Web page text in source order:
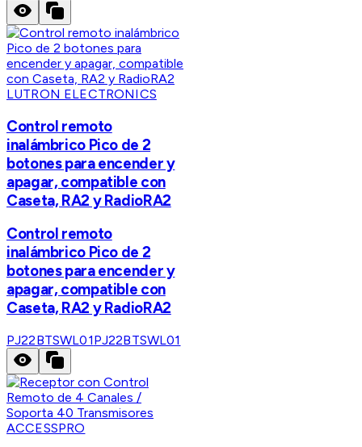
LUTRON ELECTRONICS
Control remoto
inalámbrico Pico de 2
botones para encender y
apagar, compatible con
Caseta, RA2 y RadioRA2
Control remoto
inalámbrico Pico de 2
botones para encender y
apagar, compatible con
Caseta, RA2 y RadioRA2
PJ22BTSWL01PJ22BTSWL01
ACCESSPRO